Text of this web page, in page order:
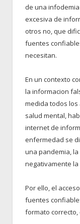
de una
excesiva de
otros no, que
fuentes
necesitan.
En un contexto
la informacion
medida todos los
salud mental,
internet de
enfermedad se
una pandemia,
negativamente
Por ello, el
fuentes
formato correcto,